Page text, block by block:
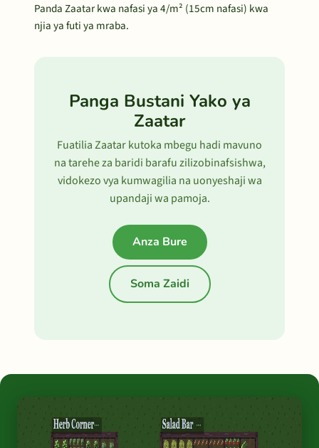
Panda Zaatar kwa nafasi ya 4/m² (15cm nafasi) kwa
njia ya futi ya mraba.
Panga Bustani Yako ya
Zaatar
Fuatilia Zaatar kutoka mbegu hadi mavuno
na tarehe za baridi barafu zilizobinafsishwa,
vidokezo vya kumwagilia na uonyeshaji wa
upandaji wa pamoja.
Anza Bure
Soma Zaidi